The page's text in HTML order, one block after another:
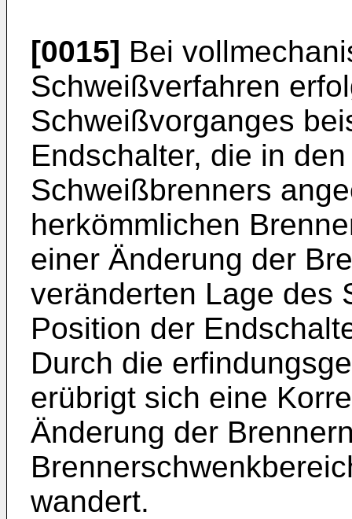
[0015] Bei
Schweißverfahren
Schweißvorganges
Endschalter, die in
Schweißbrenners
herkömmlichen
einer Änderung der
veränderten Lage des
Position der
Durch die
erübrigt sich eine
Änderung der
wandert.